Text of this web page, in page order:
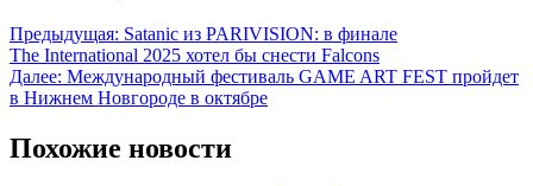
Предыдущая: Satanic из PARIVISION: в финале
The International 2025 хотел бы снести Falcons
Далее: Международный фестиваль GAME ART FEST пройдет
в Нижнем Новгороде в октябре
Похожие новости